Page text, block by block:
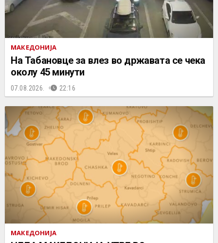
МАКЕДОНИЈА
На Табановце за влез во државата се чека
околу 45 минути
07.08.2026. 22:16
МАКЕДОНИЈА